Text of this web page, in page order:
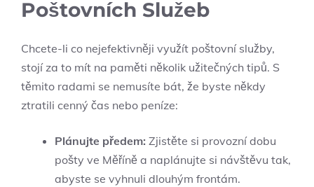
Poštovních Služeb
Chcete-li co nejefektivněji využít poštovní služby,
stojí za to mít na paměti několik užitečných tipů. S
těmito radami se nemusíte bát, že byste někdy
ztratili cenný čas nebo peníze:
Plánujte předem: Zjistěte si provozní dobu
pošty ve Měříně a naplánujte si návštěvu tak,
abyste se vyhnuli dlouhým frontám.